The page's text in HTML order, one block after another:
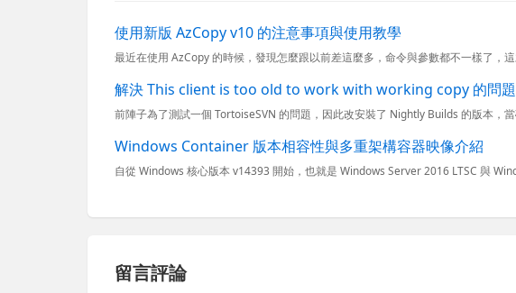
使用新版 AzCopy v10 的注意事項與使用教學
解決 This client is too old to work with working copy 的問題
Windows Container 版本相容性與多重架構容器映像介紹
留言評論